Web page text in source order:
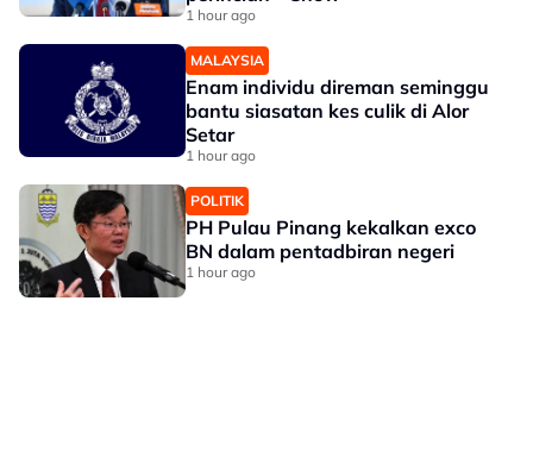
1 hour ago
MALAYSIA
Enam individu direman seminggu
bantu siasatan kes culik di Alor
Setar
1 hour ago
POLITIK
PH Pulau Pinang kekalkan exco
BN dalam pentadbiran negeri
1 hour ago